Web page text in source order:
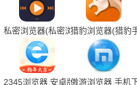
私密浏览器(私密浏览器手机下载)
猎豹浏览器(猎豹
2345浏览器 安卓版傲游浏览器 手机